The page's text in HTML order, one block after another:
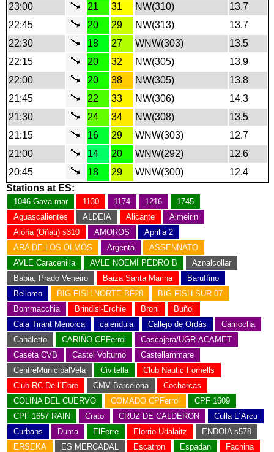
23:00
21 31 NW(310)
13.7
22:45
20 29 NW(313)
13.7
22:30
18 27 WNW(303)
13.5
22:15
20 32 NW(305)
13.9
22:00
20 38 NW(305)
13.8
21:45
22 33 NW(306)
14.3
21:30
24 34 NW(308)
13.5
21:15
16 29 WNW(303)
12.7
21:00
14 20 WNW(292)
12.6
20:45
18 29 WNW(300)
12.4
Stations at ES:
1046 Gava mar 1130 1174 1216
1745
Aguascalientes
ALDEIA Alicante
Almeirin
Aloña (Oñati) s310
AMOROS
Aprilia 2
ARA DE LOS OLMOS
Argenta
ASSENNATO
AVLE Caracenilla
AVLE NOEMÍ PEDRO B
Aznalcollar
Babia, Prado Veneiro
Baiza Santa Marina
Baruffino
Bellomo
BIG FISH NORTE BF28
BIG FISH SUR 07
Bommacchia
Brindisi-Erchie Broni
Buñol
Cala Tirant Menorca
calendula Callejo de Ordás
Camocha
Canaletto
CARIÑO CPFerrol
Cascajera/UGR-ACAMET
Caseta CVB
Castel Volturno
Castellammare
CentreMunicipalVela
Civitella
Club Nàutic Fornells
Club RC De l´Ebre
CMV Barcelona
Cocharcas
COLINA DEL CUERVO
COMADO CPFerrol
CPF 1609
CPF 1657 RAIN
Crato CRUZ DE CALDERON
Culla L´Arcu
Curbans
Duma ElFerre Elorrio-Udalaitz
ENDOIA s578
ERSEKA
ES MERCADAL Escatron Espadan
Fachina